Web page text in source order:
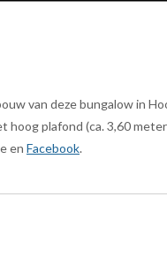
van deze bungalow in
hoog plafond (ca. 3,60
en Facebook.